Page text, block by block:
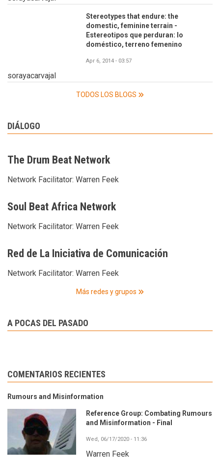
Stereotypes that endure: the
domestic, feminine terrain -
Estereotipos que perduran: lo
doméstico, terreno femenino
Apr 6, 2014 - 03:57
sorayacarvajal
TODOS LOS BLOGS
DIÁLOGO
The Drum Beat Network
Network Facilitator: Warren Feek
Soul Beat Africa Network
Network Facilitator: Warren Feek
Red de La Iniciativa de Comunicación
Network Facilitator: Warren Feek
Más redes y grupos
A POCAS DEL PASADO
COMENTARIOS RECIENTES
Rumours and Misinformation
Reference Group: Combating Rumours
and Misinformation - Final
Wed, 06/17/2020 - 11:36
Warren Feek